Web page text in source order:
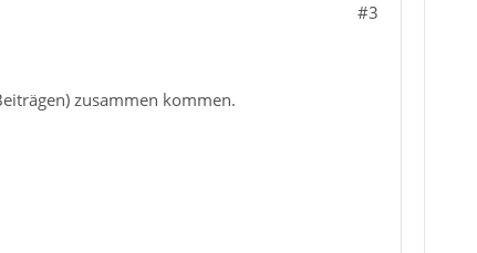
#3
zusammen kommen.